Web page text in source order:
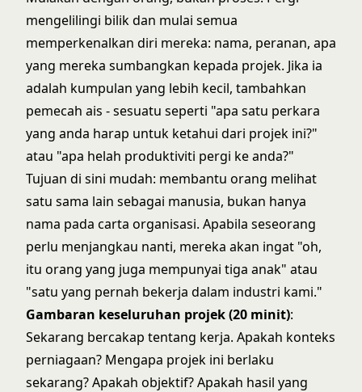
mengelilingi bilik dan mulai semua
memperkenalkan diri mereka: nama, peranan, apa
yang mereka sumbangkan kepada projek. Jika ia
adalah kumpulan yang lebih kecil, tambahkan
pemecah ais - sesuatu seperti "apa satu perkara
yang anda harap untuk ketahui dari projek ini?"
atau "apa helah produktiviti pergi ke anda?"
Tujuan di sini mudah: membantu orang melihat
satu sama lain sebagai manusia, bukan hanya
nama pada carta organisasi. Apabila seseorang
perlu menjangkau nanti, mereka akan ingat "oh,
itu orang yang juga mempunyai tiga anak" atau
"satu yang pernah bekerja dalam industri kami."
Gambaran keseluruhan projek (20 minit):
Sekarang bercakap tentang kerja. Apakah konteks
perniagaan? Mengapa projek ini berlaku
sekarang? Apakah objektif? Apakah hasil yang